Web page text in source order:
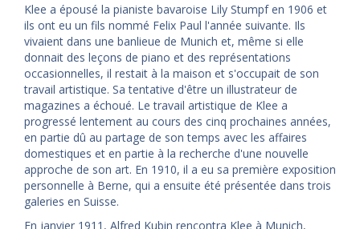
Klee a épousé la pianiste bavaroise Lily Stumpf en 1906 et
ils ont eu un fils nommé Felix Paul l'année suivante. Ils
vivaient dans une banlieue de Munich et, même si elle
donnait des leçons de piano et des représentations
occasionnelles, il restait à la maison et s'occupait de son
travail artistique. Sa tentative d'être un illustrateur de
magazines a échoué. Le travail artistique de Klee a
progressé lentement au cours des cinq prochaines années,
en partie dû au partage de son temps avec les affaires
domestiques et en partie à la recherche d'une nouvelle
approche de son art. En 1910, il a eu sa première exposition
personnelle à Berne, qui a ensuite été présentée dans trois
galeries en Suisse.
En janvier 1911, Alfred Kubin rencontra Klee à Munich,